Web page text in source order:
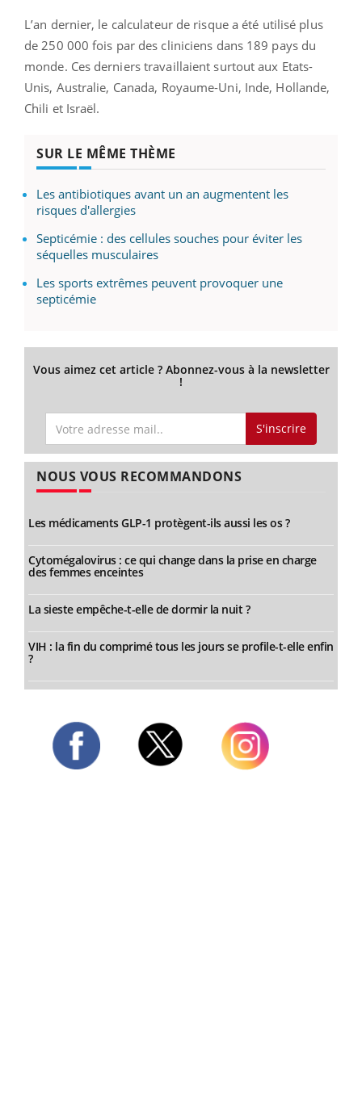
L’an dernier, le calculateur de risque a été utilisé plus
de 250 000 fois par des cliniciens dans 189 pays du
monde. Ces derniers travaillaient surtout aux Etats-
Unis, Australie, Canada, Royaume-Uni, Inde, Hollande,
Chili et Israël.
SUR LE MÊME THÈME
Les antibiotiques avant un an augmentent les
risques d'allergies
Septicémie : des cellules souches pour éviter les
séquelles musculaires
Les sports extrêmes peuvent provoquer une
septicémie
Vous aimez cet article ? Abonnez-vous à la newsletter
!
S'inscrire
NOUS VOUS RECOMMANDONS
Les médicaments GLP-1 protègent-ils aussi les os ?
Cytomégalovirus : ce qui change dans la prise en charge
des femmes enceintes
La sieste empêche-t-elle de dormir la nuit ?
VIH : la fin du comprimé tous les jours se profile-t-elle enfin
?